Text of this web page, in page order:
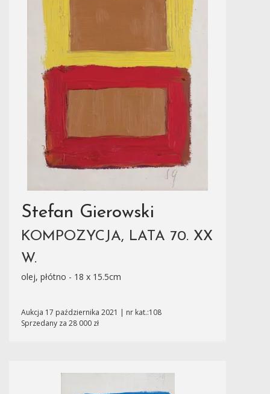
Stefan Gierowski
KOMPOZYCJA, LATA 70. XX
W.
olej, płótno - 18 x 15.5cm
Aukcja 17 października 2021 | nr kat.:108
Sprzedany za 28 000 zł